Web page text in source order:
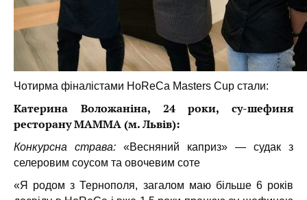
Чотирма фіналістами HoReCa Masters Cup стали:
Катерина Воложаніна, 24 роки, су-шефиня
ресторану МАММА (м. Львів):
Конкурсна страва: «Весняний каприз» — судак з
селеровим соусом та овочевим соте
«Я родом з Тернополя, загалом маю більше 6 років